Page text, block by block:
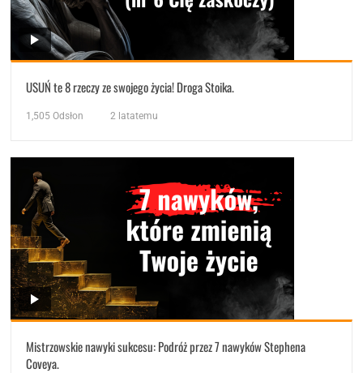
USUŃ te 8 rzeczy ze swojego życia! Droga Stoika.
1,505 Odsłon 2 latatemu
Mistrzowskie nawyki sukcesu: Podróż przez 7 nawyków Stephena
Coveya.